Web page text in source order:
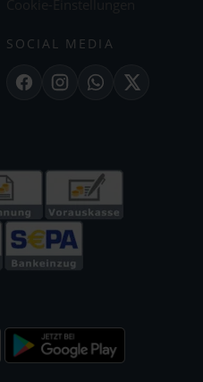
SOCIAL MEDIA
FacebookInstagramWhatsApp
X